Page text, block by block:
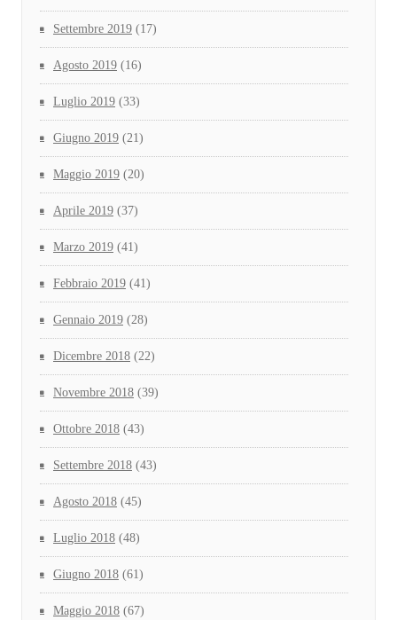
Settembre 2019 (17)
Agosto 2019 (16)
Luglio 2019 (33)
Giugno 2019 (21)
Maggio 2019 (20)
Aprile 2019 (37)
Marzo 2019 (41)
Febbraio 2019 (41)
Gennaio 2019 (28)
Dicembre 2018 (22)
Novembre 2018 (39)
Ottobre 2018 (43)
Settembre 2018 (43)
Agosto 2018 (45)
Luglio 2018 (48)
Giugno 2018 (61)
Maggio 2018 (67)